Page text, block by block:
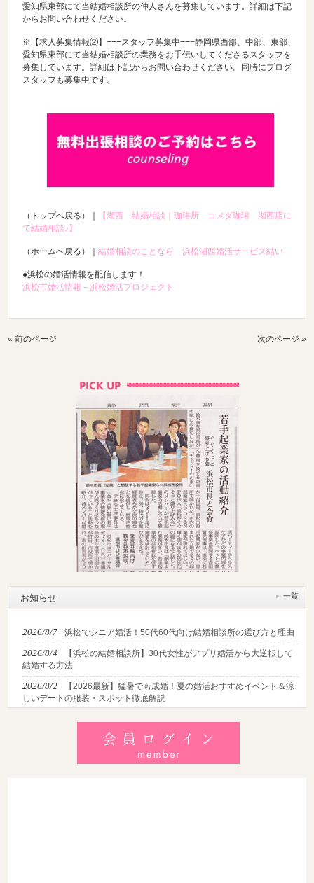
愛知県東部にて当結婚相談所の仲人さんを募集しています。詳細は下記
からお問い合わせください。
※【求人募集情報⑵】−−−スタッフ募集中−−−静岡県西部、中部、東部、
愛知県東部にて当結婚相談所の業務をお手伝いしてくださるスタッフを
募集しています。詳細は下記からお問い合わせください。同時にブログ
スタッフも募集中です。
（トップへ戻る）｜
【湖西 結婚相談｜珈琲所 コメダ珈琲 湖西店に
て結婚相談♪】
（ホームへ戻る）｜結婚相談のことなら 浜松湖西婚活サービス結い
●浜松の婚活情報を配信します！
浜松市婚活情報－浜松婚活プロジェクト
« 前のページ 次のページ »
お知らせ 一覧
2026/8/7 浜松でシニア婚活！50代60代向け結婚相談所の選び方と理由
2026/8/4
【浜松の結婚相談所】30代女性がアプリ婚活から大逆転して
結婚する方法
2026/8/2
【2026最新】猛暑でも成婚！夏の婚活おすすめイベント＆涼
しいデートの服装・スポット徹底解説
後半・40代からの大人の成婚術
【浜松】30代・40代男性で「モテない男」の共通点とは？
地元の婚活女子が避けるNGな特徴3選